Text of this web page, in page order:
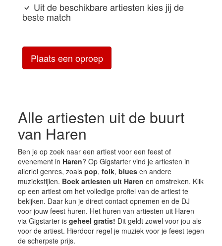
Uit de beschikbare artiesten kies jij de
beste match
Plaats een oproep
Alle artiesten uit de buurt
van Haren
Ben je op zoek naar een artiest voor een feest of
evenement in Haren? Op Gigstarter vind je artiesten in
allerlei genres, zoals pop, folk, bluesen andere
muziekstijlen. Boek artiesten uit Haren en omstreken. Klik
op een artiest om het volledige profiel van de artiest te
bekijken. Daar kun je direct contact opnemen en de DJ
voor jouw feest huren. Het huren van artiesten uit Haren
via Gigstarter is geheel gratis! Dit geldt zowel voor jou als
voor de artiest. Hierdoor regel je muziek voor je feest tegen
de scherpste prijs.